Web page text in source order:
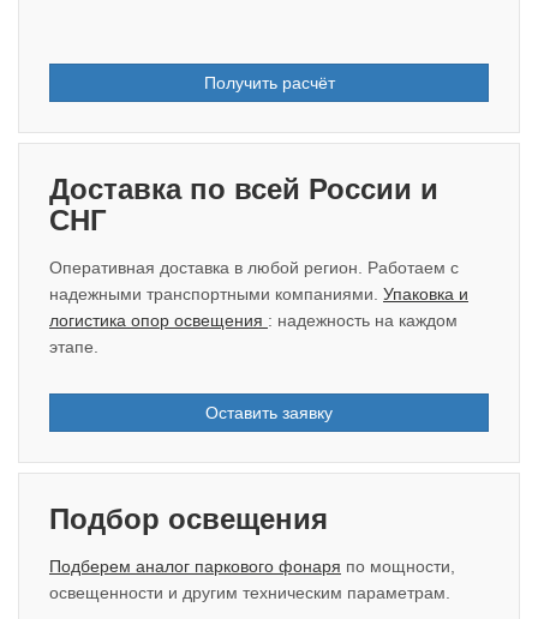
Получить расчёт
Доставка по всей России и
СНГ
Оперативная доставка в любой регион. Работаем с
надежными транспортными компаниями. Упаковка и
логистика опор освещения : надежность на каждом
этапе.
Оставить заявку
Подбор освещения
Подберем аналог паркового фонаря по мощности,
освещенности и другим техническим параметрам.